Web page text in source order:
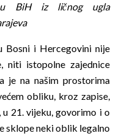
u BiH iz ličnog ugla
Bosni i Hercegovini nije
niti istopolne zajednice
je na našim prostorima
obliku, kroz zapise,
21. vijeku, govorimo i o
sklope neki oblik legalno